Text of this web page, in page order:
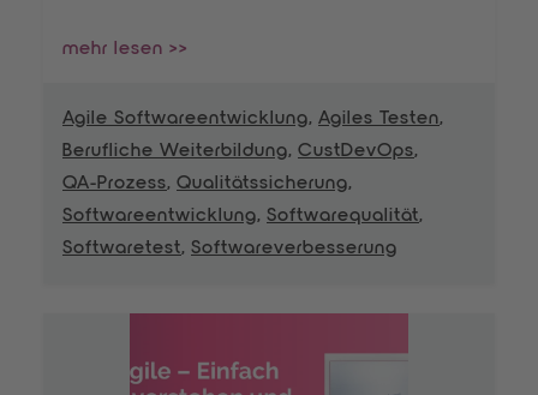
mehr lesen >>
Agile Softwareentwicklung, Agiles Testen,
Berufliche Weiterbildung, CustDevOps,
QA-Prozess, Qualitätssicherung,
Softwareentwicklung, Softwarequalität,
Softwaretest, Softwareverbesserung